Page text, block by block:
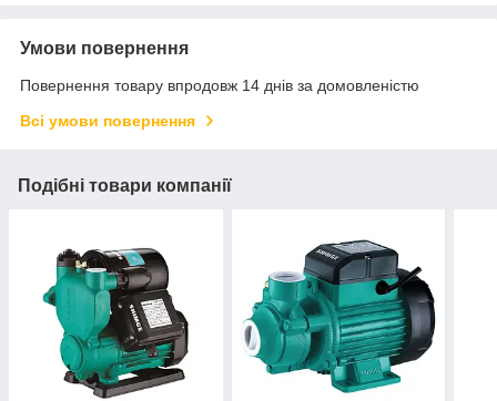
Умови повернення
Повернення товару впродовж 14 днів за домовленістю
Всі умови повернення
Подібні товари компанії